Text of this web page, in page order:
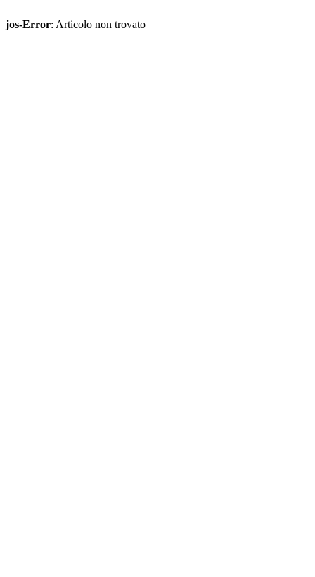
jos-Error: Articolo non trovato